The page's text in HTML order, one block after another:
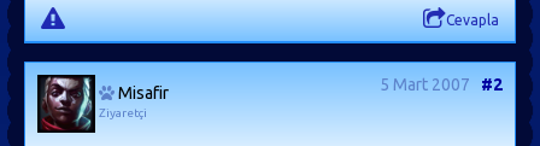
Cevapla
Misafir
Ziyaretçi
5 Mart 2007 #2